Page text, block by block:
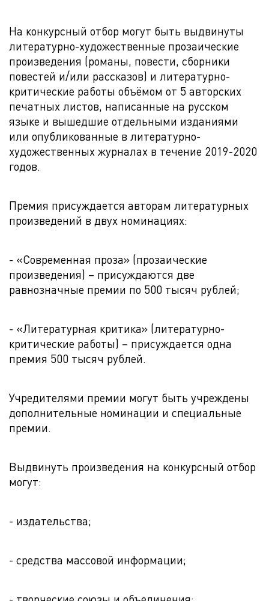
На конкурсный отбор могут быть выдвинуты
литературно-художественные прозаические
произведения (романы, повести, сборники
повестей и/или рассказов) и литературно-
критические работы объёмом от 5 авторских
печатных листов, написанные на русском
языке и вышедшие отдельными изданиями
или опубликованные в литературно-
художественных журналах в течение 2019-2020
годов.
Премия присуждается авторам литературных
произведений в двух номинациях:
- «Современная проза» (прозаические
произведения) – присуждаются две
равнозначные премии по 500 тысяч рублей;
- «Литературная критика» (литературно-
критические работы) – присуждается одна
премия 500 тысяч рублей.
Учредителями премии могут быть учреждены
дополнительные номинации и специальные
премии.
Выдвинуть произведения на конкурсный отбор
могут:
- издательства;
- средства массовой информации;